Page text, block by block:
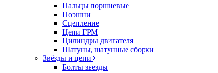
Пальцы поршневые
Поршни
Сцепление
Цепи ГРМ
Цилиндры двигателя
Шатуны, шатунные сборки
Звёзды и цепи
Болты звезды